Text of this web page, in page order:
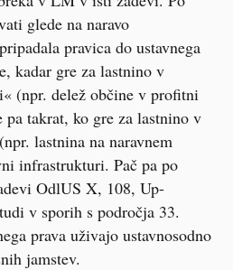
glede na naravo
pravica do ustavnega
kadar gre za lastnino v
(npr. delež občine v profitni
pa takrat, ko gre za lastnino v
lastnina na naravnem
infrastrukturi. Pač pa po
OdlUS X, 108, Up-
v sporih s področja 33.
prava uživajo ustavnosodno
jamstev.